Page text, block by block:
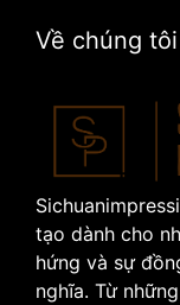
Về chúng tôi
tạo dành cho
hứng và sự
nghĩa. Từ